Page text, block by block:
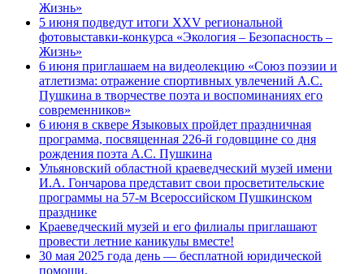
Жизнь»
5 июня подведут итоги XXV региональной
фотовыставки-конкурса «Экология – Безопасность –
Жизнь»
6 июня приглашаем на видеолекцию «Союз поэзии и
атлетизма: отражение спортивных увлечений А.С.
Пушкина в творчестве поэта и воспоминаниях его
современников»
6 июня в сквере Языковых пройдет праздничная
программа, посвященная 226-й годовщине со дня
рождения поэта А.С. Пушкина
Ульяновский областной краеведческий музей имени
И.А. Гончарова представит свои просветительские
программы на 57-м Всероссийском Пушкинском
празднике
Краеведческий музей и его филиалы приглашают
провести летние каникулы вместе!
30 мая 2025 года день — бесплатной юридической
помощи.